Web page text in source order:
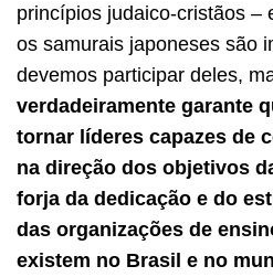
princípios judaico-cristãos –
os samurais japoneses são
devemos participar deles,
verdadeiramente garante
tornar líderes capazes de
na direção dos objetivos
forja da dedicação e do
das organizações de
existem no Brasil e no